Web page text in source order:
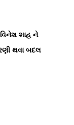
શાહ ને
થવા બદલ